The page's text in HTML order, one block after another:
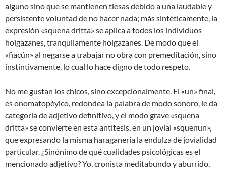
alguno sino que se mantienen tiesas debido a una laudable y
persistente voluntad de no hacer nada; más sintéticamente, la
expresión «squena dritta» se aplica a todos los individuos
holgazanes, tranquilamente holgazanes. De modo que el
«fiacún» al negarse a trabajar no obra con premeditación, sino
instintivamente, lo cual lo hace digno de todo respeto.
No me gustan los chicos, sino excepcionalmente. El «un» final,
es onomatopéyico, redondea la palabra de modo sonoro, le da
categoría de adjetivo definitivo, y el modo grave «squena
dritta» se convierte en esta antítesis, en un jovial «squenun»,
que expresando la misma haraganería la endulza de jovialidad
particular. ¿Sinónimo de qué cualidades psicológicas es el
mencionado adjetivo? Yo, cronista meditabundo y aburrido,